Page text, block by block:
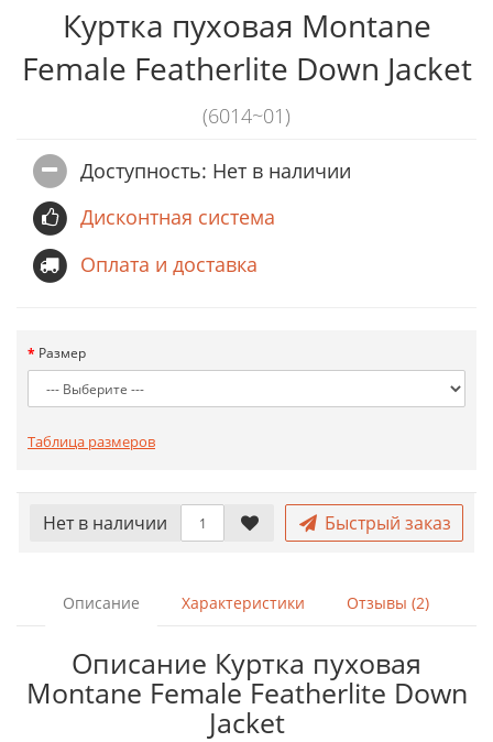
Куртка пуховая Montane
Female Featherlite Down Jacket
(6014~01)
Доступность: Нет в наличии
Дисконтная система
Оплата и доставка
Размер
Таблица размеров
Нет в наличии Быстрый заказ
Описание Характеристики Отзывы (2)
Описание Куртка пуховая
Montane Female Featherlite Down
Jacket